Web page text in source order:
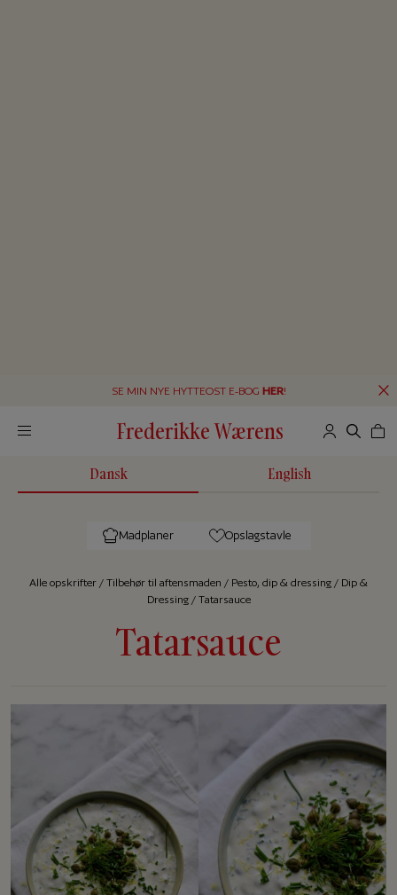
SE MIN NYE HYTTEOST E-BOG HER!
Frederikke Wærens
Dansk English
Madplaner Opslagstavle
Alle op­skrif­ter / Tilbehør til aftensmaden / Pesto, dip & dressing / Dip &
Dressing/ Tatarsauce
Tatarsauce